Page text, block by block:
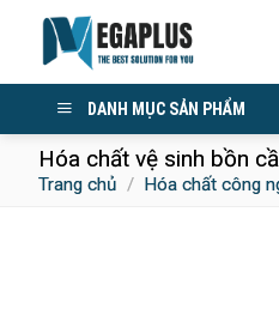
content
DANH MỤC SẢN PHẨM
Hóa chất vệ sinh bồn
Trang chủ / Hóa chất công